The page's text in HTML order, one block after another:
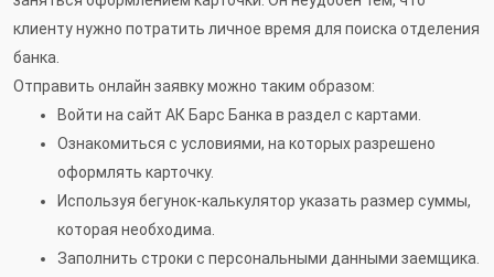
клиенту нужно потратить личное время для поиска отделения
банка.
Отправить онлайн заявку можно таким образом:
Войти на сайт АК Барс Банка в раздел с картами.
Ознакомиться с условиями, на которых разрешено
оформлять карточку.
Используя бегунок-калькулятор указать размер суммы,
которая необходима.
Заполнить строки с персональными данными заемщика.